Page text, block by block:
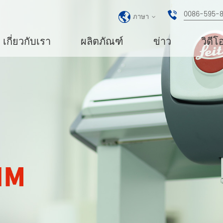
ภาษา 0086-595-
เกี่ยวกับเรา ผลิตภัณฑ์ ข่าว วิดีโ